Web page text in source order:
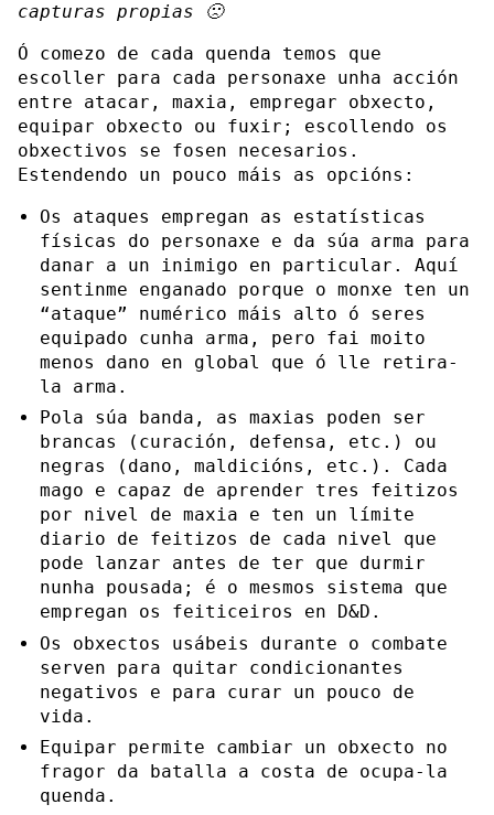
capturas propias 🙁
Ó comezo de cada quenda temos que
escoller para cada personaxe unha acción
entre atacar, maxia, empregar obxecto,
equipar obxecto ou fuxir; escollendo os
obxectivos se fosen necesarios.
Estendendo un pouco máis as opcións:
Os ataques empregan as estatísticas
físicas do personaxe e da súa arma para
danar a un inimigo en particular. Aquí
sentinme enganado porque o monxe ten un
“ataque” numérico máis alto ó seres
equipado cunha arma, pero fai moito
menos dano en global que ó lle retira-
la arma.
Pola súa banda, as maxias poden ser
brancas (curación, defensa, etc.) ou
negras (dano, maldicións, etc.). Cada
mago e capaz de aprender tres feitizos
por nivel de maxia e ten un límite
diario de feitizos de cada nivel que
pode lanzar antes de ter que durmir
nunha pousada; é o mesmos sistema que
empregan os feiticeiros en D&D.
Os obxectos usábeis durante o combate
serven para quitar condicionantes
negativos e para curar un pouco de
vida.
Equipar permite cambiar un obxecto no
fragor da batalla a costa de ocupa-la
quenda.